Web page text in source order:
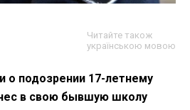
Читайте також
українською мовою
о подозрении 17-летнему
в свою бывшую школу